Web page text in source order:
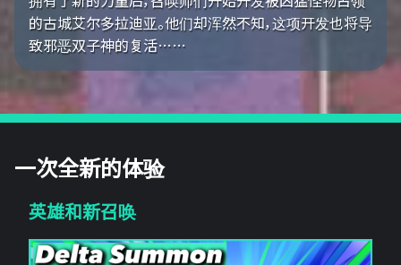
的古城艾尔多拉迪亚。他们却浑然不知，这项开发也将导
致邪恶双子神的复活……
一次全新的体验
英雄和新召唤